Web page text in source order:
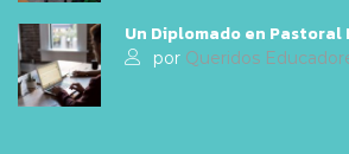
Un Diplomado en Pastoral
por Queridos